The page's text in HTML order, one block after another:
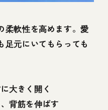
柔軟性を高めます。愛
足元にいてもらっても
大きく開く
背筋を伸ばす